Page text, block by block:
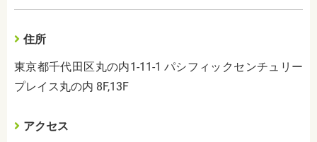
住所
東京都千代田区丸の内1-11-1 パシフィックセンチュリー
プレイス丸の内 8F,13F
アクセス